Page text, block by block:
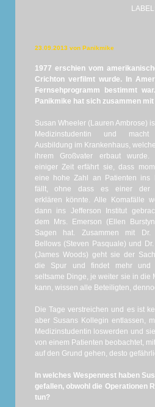
LABEL:
23.09.2013 von Panikmike
1977 erschien vom
Crichton verfilmt wurde. In
Fernsehprogramm bestimmt
Panikmike hat sich zusammen
Susan Wheeler (Lauren Ambrose)
Medizinstudentin und
Ausbildung im Krankenhaus,
ihrem Großvater erbaut wurde.
einiger Zeit erfährt sie, dass
eine hohe Zahl an Patienten ins
fällt, ohne dass es einer der
erklären könnte. Alle Komafälle
dann ins Jefferson Institut
dem Mrs. Emerson (Ellen
Sagen hat. Zusammen mit Dr.
Bellows (Steven Pasquale) und
(James Woods) geht sie der
die Spur und findet mehr und
seltsame Dinge, je weiter sie in
kann, wissen alle Beteiligten,
Die Tage verstreichen und es ist
aber Susans Kollegin entlassen,
Medizinstudentin loswerden und
von einem Patienten beobachtet,
auf den Grund gehen, desto
In welches Wespennest haben
gefallen, obwohl die Operationen
tun?